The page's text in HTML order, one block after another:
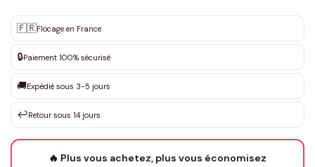
✨ Personnalisation sur mesure
DEVIS GRATUIT · Personnalisation de 3 à 10€ selon la demande
Que souhaitez-vous ?*
Votre texte / idée*
🇫🇷Flocage en France
🔒Paiement 100% sécurisé
🚚Expédié sous 3-5 jours
↩️Retour sous 14 jours
🔥 Plus vous achetez, plus vous économisez